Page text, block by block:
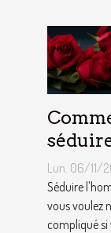
Lun. 06/11/
Séduire
vous voulez
compliqué si